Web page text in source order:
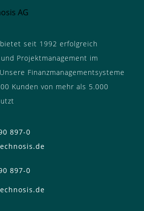
seit 1992 erfolgreich
Projektmanagement im
Finanzmanagementsysteme
Kunden von mehr als 5.000
897-0
897-0